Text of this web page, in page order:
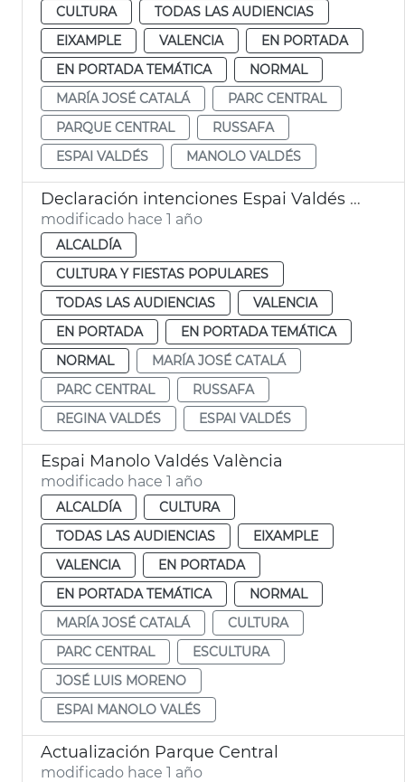
CULTURA
TODAS LAS AUDIENCIAS
EIXAMPLE
VALENCIA
EN PORTADA
EN PORTADA TEMÁTICA
NORMAL
MARÍA JOSÉ CATALÁ
PARC CENTRAL
PARQUE CENTRAL
RUSSAFA
ESPAI VALDÉS
MANOLO VALDÉS
Declaración intenciones Espai Valdés València
modificado hace 1 año
ALCALDÍA
CULTURA Y FIESTAS POPULARES
TODAS LAS AUDIENCIAS
VALENCIA
EN PORTADA
EN PORTADA TEMÁTICA
NORMAL
MARÍA JOSÉ CATALÁ
PARC CENTRAL
RUSSAFA
REGINA VALDÉS
ESPAI VALDÉS
Espai Manolo Valdés València
modificado hace 1 año
ALCALDÍA
CULTURA
TODAS LAS AUDIENCIAS
EIXAMPLE
VALENCIA
EN PORTADA
EN PORTADA TEMÁTICA
NORMAL
MARÍA JOSÉ CATALÁ
CULTURA
PARC CENTRAL
ESCULTURA
JOSÉ LUIS MORENO
ESPAI MANOLO VALÉS
Actualización Parque Central
modificado hace 1 año